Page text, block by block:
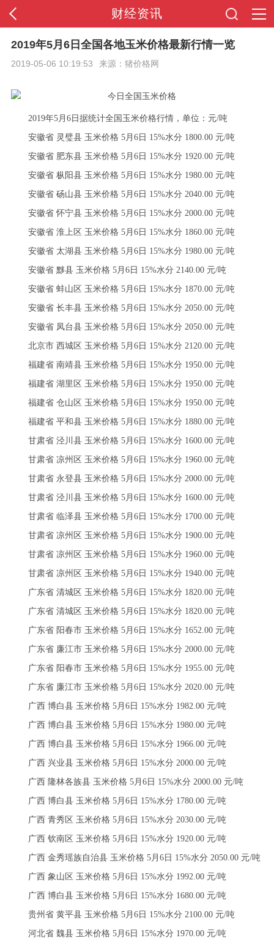
财经资讯
首页
2019年5月6日全国各地玉米价格最新行情一览
2019-05-06 10:19:53 来源：猪价格网
2019年5月6日据统计全国玉米价格行情，单位：元/吨
安徽省 灵璧县 玉米价格 5月6日 15%水分 1800.00 元/吨
安徽省 肥东县 玉米价格 5月6日 15%水分 1920.00 元/吨
安徽省 枞阳县 玉米价格 5月6日 15%水分 1980.00 元/吨
安徽省 砀山县 玉米价格 5月6日 15%水分 2040.00 元/吨
安徽省 怀宁县 玉米价格 5月6日 15%水分 2000.00 元/吨
安徽省 淮上区 玉米价格 5月6日 15%水分 1860.00 元/吨
安徽省 太湖县 玉米价格 5月6日 15%水分 1980.00 元/吨
安徽省 黟县 玉米价格 5月6日 15%水分 2140.00 元/吨
安徽省 蚌山区 玉米价格 5月6日 15%水分 1870.00 元/吨
安徽省 长丰县 玉米价格 5月6日 15%水分 2050.00 元/吨
安徽省 凤台县 玉米价格 5月6日 15%水分 2050.00 元/吨
北京市 西城区 玉米价格 5月6日 15%水分 2120.00 元/吨
福建省 南靖县 玉米价格 5月6日 15%水分 1950.00 元/吨
福建省 湖里区 玉米价格 5月6日 15%水分 1950.00 元/吨
福建省 仓山区 玉米价格 5月6日 15%水分 1950.00 元/吨
福建省 平和县 玉米价格 5月6日 15%水分 1880.00 元/吨
甘肃省 泾川县 玉米价格 5月6日 15%水分 1600.00 元/吨
甘肃省 凉州区 玉米价格 5月6日 15%水分 1960.00 元/吨
甘肃省 永登县 玉米价格 5月6日 15%水分 2000.00 元/吨
甘肃省 泾川县 玉米价格 5月6日 15%水分 1600.00 元/吨
甘肃省 临泽县 玉米价格 5月6日 15%水分 1700.00 元/吨
甘肃省 凉州区 玉米价格 5月6日 15%水分 1900.00 元/吨
甘肃省 凉州区 玉米价格 5月6日 15%水分 1960.00 元/吨
甘肃省 凉州区 玉米价格 5月6日 15%水分 1940.00 元/吨
广东省 清城区 玉米价格 5月6日 15%水分 1820.00 元/吨
广东省 清城区 玉米价格 5月6日 15%水分 1820.00 元/吨
广东省 阳春市 玉米价格 5月6日 15%水分 1652.00 元/吨
广东省 廉江市 玉米价格 5月6日 15%水分 2000.00 元/吨
广东省 阳春市 玉米价格 5月6日 15%水分 1955.00 元/吨
广东省 廉江市 玉米价格 5月6日 15%水分 2020.00 元/吨
广西 博白县 玉米价格 5月6日 15%水分 1982.00 元/吨
广西 博白县 玉米价格 5月6日 15%水分 1980.00 元/吨
广西 博白县 玉米价格 5月6日 15%水分 1966.00 元/吨
广西 兴业县 玉米价格 5月6日 15%水分 2000.00 元/吨
广西 隆林各族县 玉米价格 5月6日 15%水分 2000.00 元/吨
广西 博白县 玉米价格 5月6日 15%水分 1780.00 元/吨
广西 青秀区 玉米价格 5月6日 15%水分 2030.00 元/吨
广西 钦南区 玉米价格 5月6日 15%水分 1920.00 元/吨
广西 金秀瑶族自治县 玉米价格 5月6日 15%水分 2050.00 元/吨
广西 象山区 玉米价格 5月6日 15%水分 1992.00 元/吨
广西 博白县 玉米价格 5月6日 15%水分 1680.00 元/吨
贵州省 黄平县 玉米价格 5月6日 15%水分 2100.00 元/吨
河北省 魏县 玉米价格 5月6日 15%水分 1970.00 元/吨